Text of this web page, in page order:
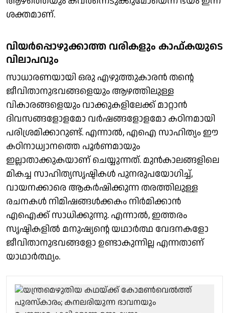
ശക്തമാണ്.
വിയര്‍പ്പൊഴുക്കാത്ത വരികളും കാഫ്കയുടെ
വിലാപവും
സാധാരണയായി ഒരു എഴുത്തുകാരന്‍ തന്റെ
ജീവിതാനുഭവങ്ങളെയും ആഴത്തിലുള്ള
വികാരങ്ങളെയും വാക്കുകളിലേക്ക് മാറ്റാന്‍
ദിവസങ്ങളോളമോ വര്‍ഷങ്ങളോളമോ കഠിനമായി
പരിശ്രമിക്കാറുണ്ട്. എന്നാല്‍, എഐ സാഹിത്യം ഈ
കഠിനാധ്വാനത്തെ പൂര്‍ണമായും
ഇല്ലാതാക്കുകയാണ് ചെയ്യുന്നത്. മുന്‍കാലങ്ങളിലെ
മികച്ച സാഹിത്യസൃഷ്ടികള്‍ പുനരുപയോഗിച്ച്,
വായനക്കാരെ ആകര്‍ഷിക്കുന്ന തരത്തിലുള്ള
രചനകള്‍ നിമിഷങ്ങള്‍ക്കകം നിര്‍മിക്കാന്‍
എഐക്ക് സാധിക്കുന്നു. എന്നാല്‍, ഇത്തരം
സൃഷ്ടികളില്‍ മനുഷ്യന്റെ യഥാര്‍ത്ഥ വേദനകളോ
ജീവിതാനുഭവങ്ങളോ ഉണ്ടാകുന്നില്ല എന്നതാണ്
യാഥാര്‍ത്ഥ്യം.